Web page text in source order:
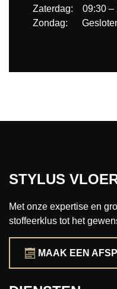
Zaterdag: 09:30 –
Zondag:
STYLUS
Met onze expertise en
stoffeerklus tot het
MAAK EEN